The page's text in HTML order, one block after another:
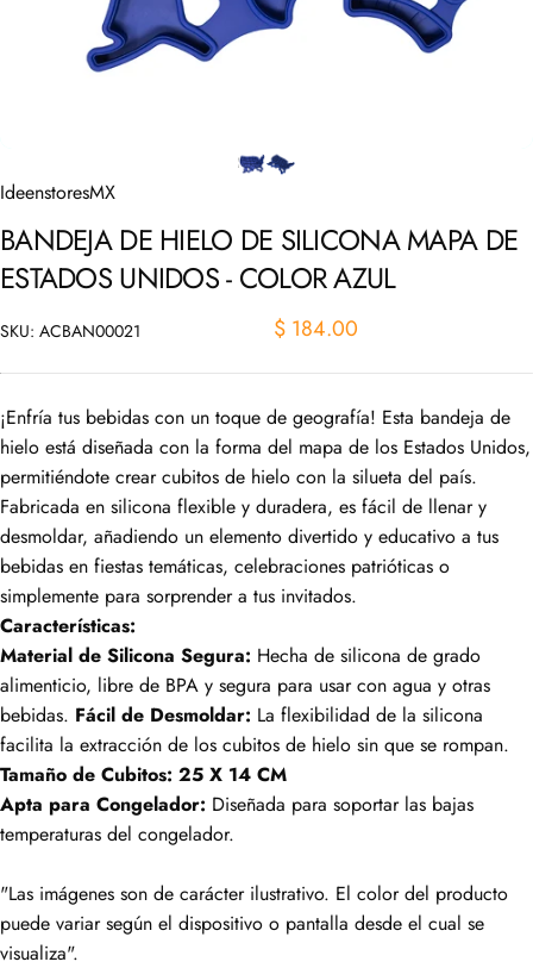
IdeenstoresMX
BANDEJA DE HIELO DE SILICONA MAPA DE
ESTADOS UNIDOS- COLORAZUL
SKU: ACBAN00021 $ 184.00
¡Enfría tus bebidas con un toque de geografía! Esta bandeja de
hielo está diseñada con la forma del mapa de los Estados Unidos,
permitiéndote crear cubitos de hielo con la silueta del país.
Fabricada en silicona flexible y duradera, es fácil de llenar y
desmoldar, añadiendo un elemento divertido y educativo a tus
bebidas en fiestas temáticas, celebraciones patrióticas o
simplemente para sorprender a tus invitados.
Características:
Material de Silicona Segura: Hecha de silicona de grado
alimenticio, libre de BPA y segura para usar con agua y otras
bebidas. Fácil de Desmoldar: La flexibilidad de la silicona
facilita la extracción de los cubitos de hielo sin que se rompan.
Tamaño de Cubitos: 25 X 14 CM
Apta para Congelador: Diseñada para soportar las bajas
temperaturas del congelador.
"Las imágenes son de carácter ilustrativo. El color del producto
puede variar según el dispositivo o pantalla desde el cual se
visualiza".